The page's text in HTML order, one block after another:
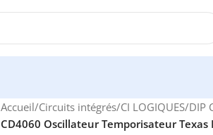
Accueil/Circuits intégrés/CI LOGIQUES/DIP
CD4060 Oscillateur Temporisateur